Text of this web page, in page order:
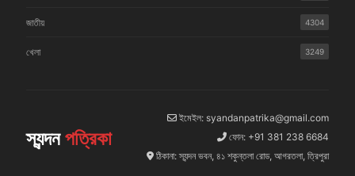
জাতীয় 4304
খেলা 3249
স্যন্দনপত্রিকা
ইমেইল: syandanpatrika@gmail.com
ফোন: +91 381 238 6684
ঠিকানা: স্যন্দন ভবন, ৪১ শকুন্তলা রোড, আগরতলা, ত্রিপুরা